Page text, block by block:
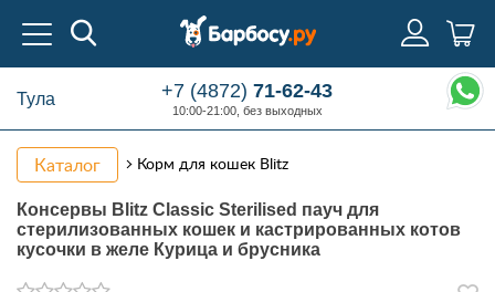
Тула +7 (4872)71-62-43
10:00-21:00, без выходных
Каталог Корм для кошек Blitz
Консервы Blitz Classic Sterilised пауч для
стерилизованных кошек и кастрированных котов
кусочки в желе Курица и брусника